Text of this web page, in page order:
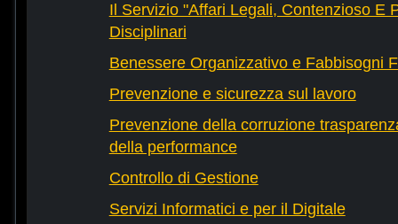
Il Servizio "Affari Legali, Contenzioso E
Disciplinari
Benessere Organizzativo e Fabbisogni
Prevenzione e sicurezza sul lavoro
Prevenzione della corruzione
della performance
Controllo di Gestione
Servizi Informatici e per il Digitale